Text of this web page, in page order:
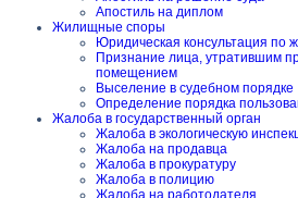
Апостиль на диплом
Жилищные споры
Юридическая консультация
Признание лица, утратившим
помещением
Выселение в судебном порядке
Определение порядка
Жалоба в государственный орган
Жалоба в экологическую
Жалоба на продавца
Жалоба в прокуратуру
Жалоба в полицию
Жалоба на работодателя